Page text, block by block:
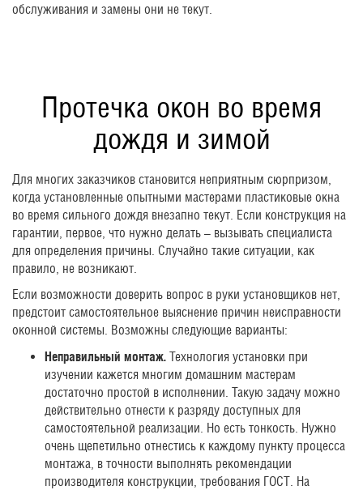
обслуживания и замены они не текут.
Протечка окон во время
дождя и зимой
Для многих заказчиков становится неприятным сюрпризом,
когда установленные опытными мастерами пластиковые окна
во время сильного дождя внезапно текут. Если конструкция на
гарантии, первое, что нужно делать – вызывать специалиста
для определения причины. Случайно такие ситуации, как
правило, не возникают.
Если возможности доверить вопрос в руки установщиков нет,
предстоит самостоятельное выяснение причин неисправности
оконной системы. Возможны следующие варианты:
Неправильный монтаж. Технология установки при
изучении кажется многим домашним мастерам
достаточно простой в исполнении. Такую задачу можно
действительно отнести к разряду доступных для
самостоятельной реализации. Но есть тонкость. Нужно
очень щепетильно отнестись к каждому пункту процесса
монтажа, в точности выполнять рекомендации
производителя конструкции, требования ГОСТ. На